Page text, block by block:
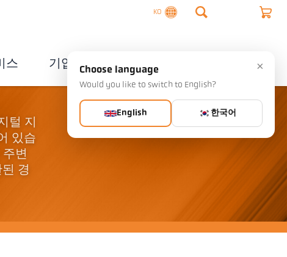
KO
스 기업
털 지
있습
변
경
×
Choose language
Would you like to switch to English?
English 한국어